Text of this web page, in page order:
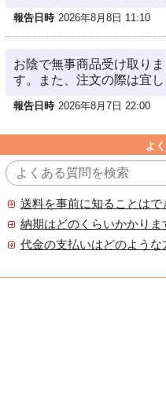
報告日時 2026年8月8日 11:10
お陰で無事商品受け取り
す。また、注文の際は宜
報告日時 2026年8月7日 22:00
よ
送料を事前に知ることはで
納期はどのくらいかかりま